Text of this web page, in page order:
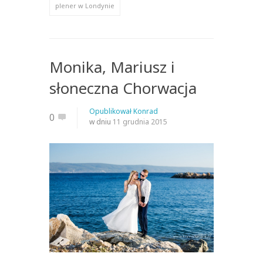
plener w Londynie
Monika, Mariusz i
słoneczna Chorwacja
0 OpublikowałKonrad
w dniu 11 grudnia 2015